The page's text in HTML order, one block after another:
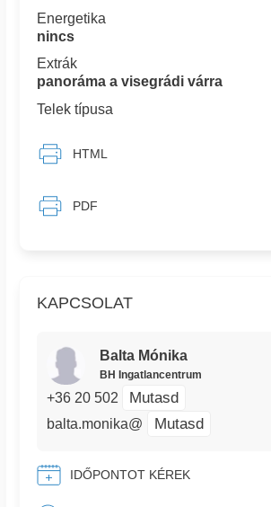
KAPCSOLAT
Balta Mónika
BH Ingatlancentrum
+36 20 502 Mutasd
balta.monika@ Mutasd
IDŐPONTOT KÉREK
Energetika
nincs
Extrák
panoráma a visegrádi várra
Telek típusa
HTML
PDF